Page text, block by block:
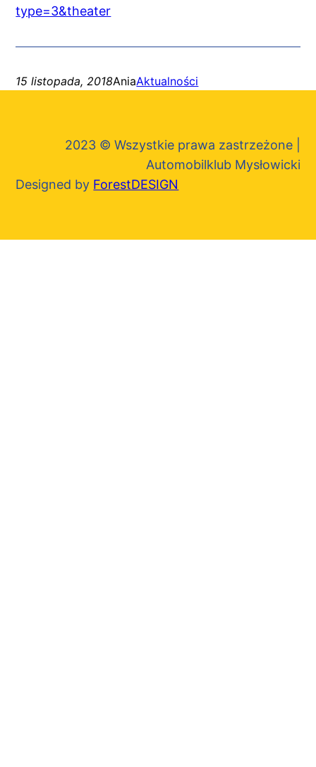
type=3&theater
15 listopada, 2018AniaAktualności
2023 © Wszystkie prawa zastrzeżone |
Automobilklub Mysłowicki
Designed by ForestDESIGN